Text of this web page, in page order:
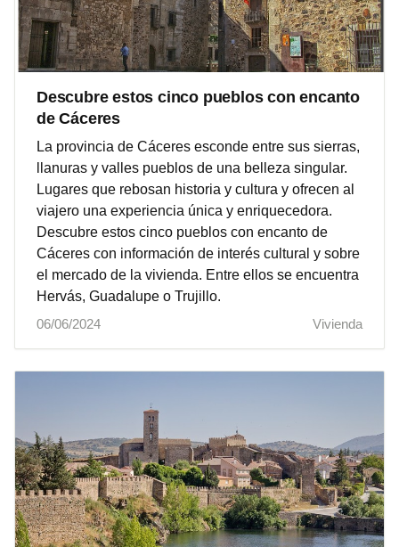
Descubre estos cinco pueblos con encanto
de Cáceres
La provincia de Cáceres esconde entre sus sierras,
llanuras y valles pueblos de una belleza singular.
Lugares que rebosan historia y cultura y ofrecen al
viajero una experiencia única y enriquecedora.
Descubre estos cinco pueblos con encanto de
Cáceres con información de interés cultural y sobre
el mercado de la vivienda. Entre ellos se encuentra
Hervás, Guadalupe o Trujillo.
06/06/2024
Vivienda